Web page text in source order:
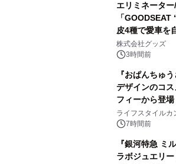
エリミネータ
「
皮4種で愛車を
株式会社グッズ
3時間前
『おぱんちゅ
デザインのコ
フィーから登
い、ポップでキ
ン。
ライフスタイルカ
7時間前
『銀河特急 ミ
ラボジュエリ